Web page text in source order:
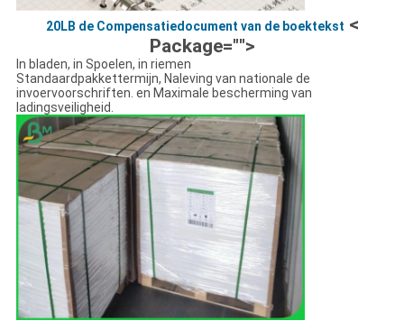
20LB de Compensatiedocument van de boektekst <
Package="">
In bladen, in Spoelen, in riemen
Standaardpakkettermijn, Naleving van nationale de
invoervoorschriften. en Maximale bescherming van
ladingsveiligheid.